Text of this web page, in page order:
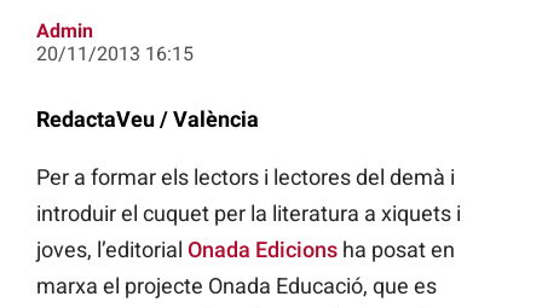
Admin
20/11/2013 16:15
RedactaVeu / València
Per a formar els lectors i lectores del demà i
introduir el cuquet per la literatura a xiquets i
joves, l’editorial Onada Edicions ha posat en
marxa el projecte Onada Educació, que es